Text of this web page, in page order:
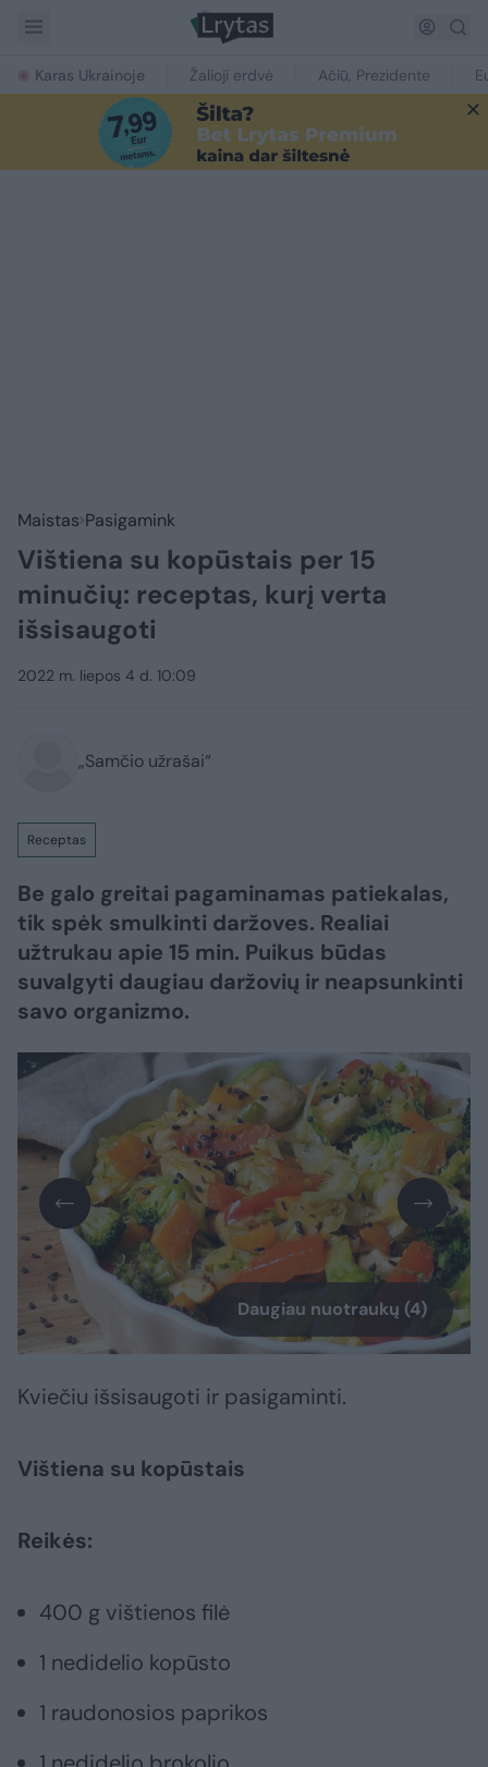
Karas Ukrainoje Žalioji erdvė Ačiū, Prezidente
Maistas Pasigamink
Vištiena su kopūstais per 15
minučių: receptas, kurį verta
išsisaugoti
2022 m. liepos 4 d. 10:09
„Samčio užrašai“
Receptas
Be galo greitai pagaminamas patiekalas,
tik spėk smulkinti daržoves. Realiai
užtrukau apie 15 min. Puikus būdas
suvalgyti daugiau daržovių ir neapsunkinti
savo organizmo.
Daugiau nuotraukų (4)
Kviečiu išsisaugoti ir pasigaminti.
Vištiena su kopūstais
Reikės:
400 g vištienos filė
1 nedidelio kopūsto
1 raudonosios paprikos